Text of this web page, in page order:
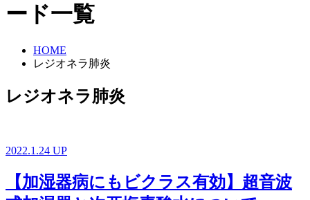
ード一覧
HOME
レジオネラ肺炎
レジオネラ肺炎
2022.1.24 UP
【加湿器病にもビクラス有効】超音波